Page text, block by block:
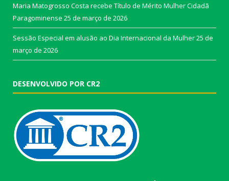
Maria Matogrosso Costa recebe Título de Mérito Mulher Cidadã
Paragominense 25 de março de 2026
Sessão Especial em alusão ao Dia Internacional da Mulher25 de
março de 2026
DESENVOLVIDO POR CR2